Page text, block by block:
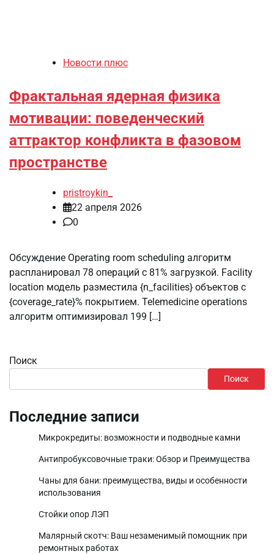
Новости плюс
Фрактальная ядерная физика
мотивации: поведенческий
аттрактор конфликта в фазовом
пространстве
pristroykin_
22 апреля 2026
0
Обсуждение Operating room scheduling алгоритм
распланировал 78 операций с 81% загрузкой. Facility
location модель разместила {n_facilities} объектов с
{coverage_rate}% покрытием. Telemedicine operations
алгоритм оптимизировал 199 […]
Поиск
Поиск
Последние записи
Микрокредиты: возможности и подводные камни
Антипробуксовочные траки: Обзор и Преимущества
Чаны для бани: преимущества, виды и особенности
использования
Стойки опор ЛЭП
Малярный скотч: Ваш незаменимый помощник при
ремонтных работах